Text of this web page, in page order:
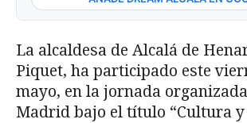
La alcaldesa de Alcalá de
Piquet, ha participado este
mayo, en la jornada
Madrid bajo el título “Cultura y